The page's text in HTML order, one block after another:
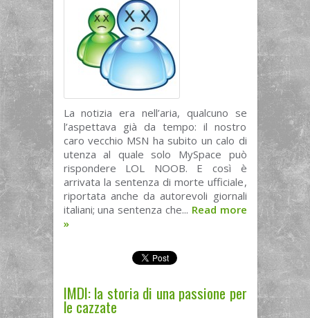
La notizia era nell’aria, qualcuno se
l’aspettava già da tempo: il nostro
caro vecchio MSN ha subito un calo di
utenza al quale solo MySpace può
rispondere LOL NOOB. E così è
arrivata la sentenza di morte ufficiale,
riportata anche da autorevoli giornali
italiani; una sentenza che... Read more
»
IMDI: la storia di una passione per
le cazzate